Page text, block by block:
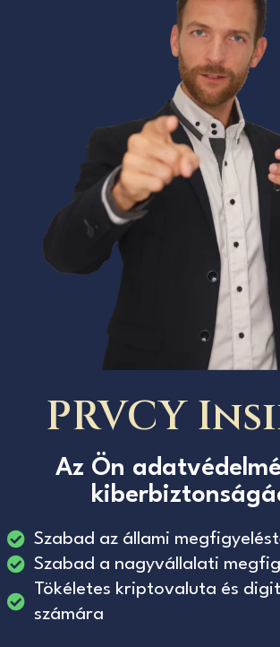
PRVCY
Az Ön
Szabad az állami
Szabad a nagyvállalati
Tökéletes kriptovaluta és
számára